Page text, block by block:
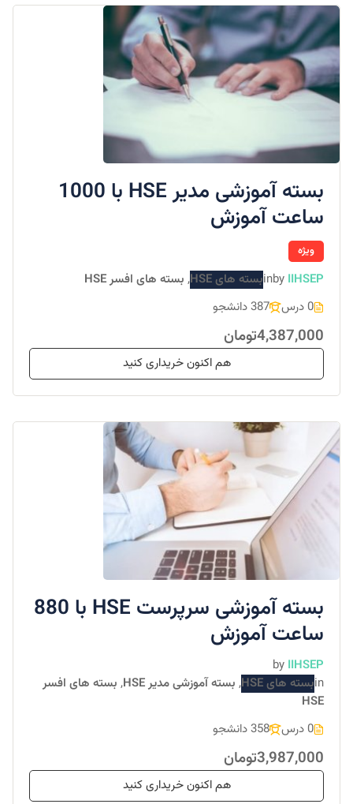
بسته آموزشی مدیر HSE با 1000
ساعت آموزش
ویژه
by IIHSEP
inبسته های HSE , بسته های افسر HSE
0 درس
387 دانشجو
4,387,000تومان
هم اکنون خریداری کنید
بسته آموزشی سرپرست HSE با 880
ساعت آموزش
by IIHSEP
inبسته های HSE , بسته آموزشی مدیر HSE , بسته های افسر
HSE
0 درس
358 دانشجو
3,987,000تومان
هم اکنون خریداری کنید